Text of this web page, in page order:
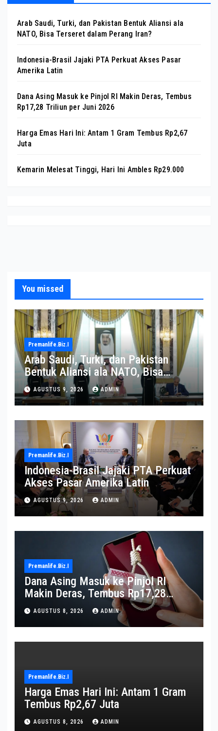
Arab Saudi, Turki, dan Pakistan Bentuk Aliansi ala
NATO, Bisa Terseret dalam Perang Iran?
Indonesia-Brasil Jajaki PTA Perkuat Akses Pasar
Amerika Latin
Dana Asing Masuk ke Pinjol RI Makin Deras, Tembus
Rp17,28 Triliun per Juni 2026
Harga Emas Hari Ini: Antam 1 Gram Tembus Rp2,67
Juta
Kemarin Melesat Tinggi, Hari Ini Ambles Rp29.000
You missed
Premanlife.biz.i
Arab Saudi, Turki, dan Pakistan
Bentuk Aliansi ala NATO, Bisa
Terseret dalam Perang Iran?
AGUSTUS 9, 2026 ADMIN
Premanlife.biz.i
Indonesia-Brasil Jajaki PTA Perkuat
Akses Pasar Amerika Latin
AGUSTUS 9, 2026 ADMIN
Premanlife.biz.i
Dana Asing Masuk ke Pinjol RI
Makin Deras, Tembus Rp17,28
Triliun per Juni 2026
AGUSTUS 8, 2026 ADMIN
Premanlife.biz.i
Harga Emas Hari Ini: Antam 1 Gram
Tembus Rp2,67 Juta
AGUSTUS 8, 2026 ADMIN